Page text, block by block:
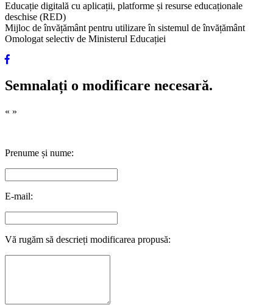
Educație digitală cu aplicații, platforme și resurse educaționale
deschise (RED)
Mijloc de învățământ pentru utilizare în sistemul de învățământ
Omologat selectiv de Ministerul Educației
Semnalați o modificare necesară.
« »
Prenume și nume:
E-mail:
Vă rugăm să descrieți modificarea propusă: